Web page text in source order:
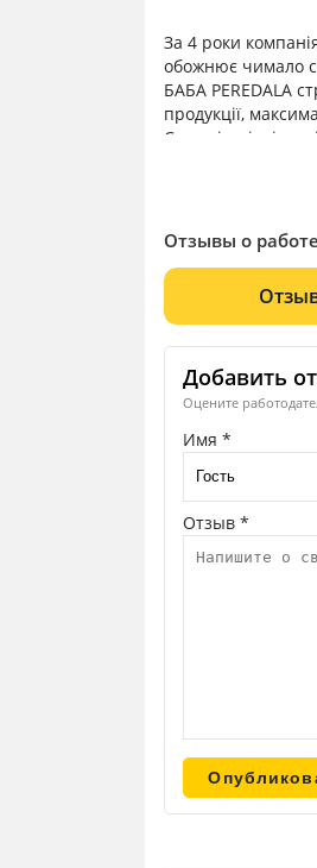
За 4 роки
обожнює чимало
БАБА PEREDALA
продукції,
Смачні, якісні та
БАБА стала
І так, БАБА стане
крутими
Отзывы о
Добавить
Оцените
Имя *
Отзыв *